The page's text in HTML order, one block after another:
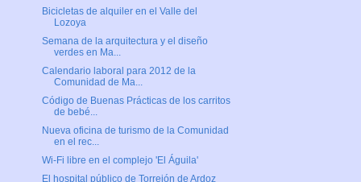
Bicicletas de alquiler en el Valle del
Lozoya
Semana de la arquitectura y el diseño
verdes en Ma...
Calendario laboral para 2012 de la
Comunidad de Ma...
Código de Buenas Prácticas de los carritos
de bebé...
Nueva oficina de turismo de la Comunidad
en el rec...
Wi-Fi libre en el complejo 'El Águila'
El hospital público de Torrejón de Ardoz